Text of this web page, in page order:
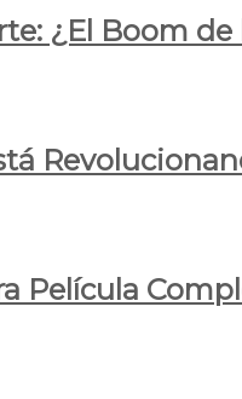
¿El Boom
Película